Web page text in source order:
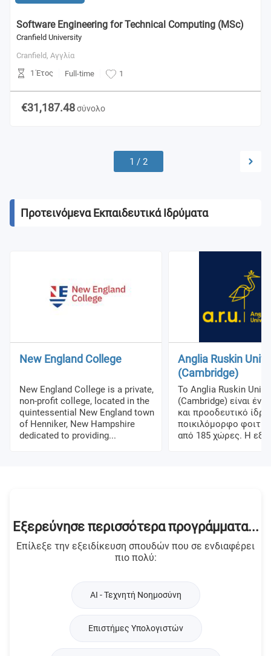
Software Engineering for Technical Computing (MSc)
Cranfield University
Cranfield, Αγγλία
1 Έτος
Full-time 1
€31,187.48σύνολο
1 / 2
Προτεινόμενα Εκπαιδευτικά Ιδρύματα
New England College
New England College is a private,
non-profit college, located in the
quintessential New England town
of Henniker, New Hampshire
dedicated to providing...
Anglia Ruskin
(Cambridge)
Το Anglia Ruskin
(Cambridge) είναι ένα
και προοδευτικό
ποικιλόμορφο
από 185 χώρες. Η
Εξερεύνησε περισσότερα προγράμματα...
Επίλεξε την εξειδίκευση σπουδών που σε ενδιαφέρει
πιο πολύ:
AI - Τεχνητή Νοημοσύνη
Επιστήμες Υπολογιστών